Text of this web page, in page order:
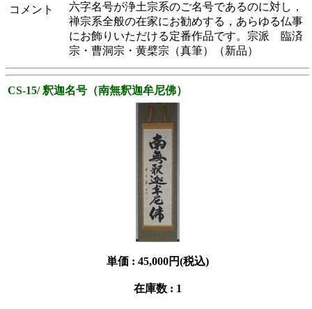
コメント
六字名号が浄土宗系のご名号であるのに対し，
禅宗系全般の在家にお勧めする，あらゆる仏事
にお飾りいただける定番作品です。宗派 臨済
宗・曹洞宗・黄檗宗（真筆）（新品）
CS-15/ 釈迦名号（南無釈迦牟尼佛）
単価 : 45,000円(税込)
在庫数 : 1